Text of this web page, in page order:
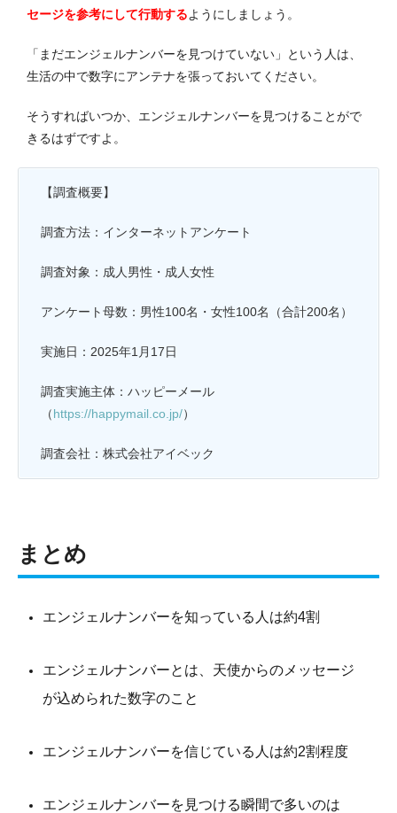
セージを参考にして行動するようにしましょう。
「まだエンジェルナンバーを見つけていない」という人は、
生活の中で数字にアンテナを張っておいてください。
そうすればいつか、エンジェルナンバーを見つけることがで
きるはずですよ。
【調査概要】
調査方法：インターネットアンケート
調査対象：成人男性・成人女性
アンケート母数：男性100名・女性100名（合計200名）
実施日：2025年1月17日
調査実施主体：ハッピーメール
（https://happymail.co.jp/）
調査会社：株式会社アイベック
まとめ
エンジェルナンバーを知っている人は約4割
エンジェルナンバーとは、天使からのメッセージ
が込められた数字のこと
エンジェルナンバーを信じている人は約2割程度
エンジェルナンバーを見つける瞬間で多いのは